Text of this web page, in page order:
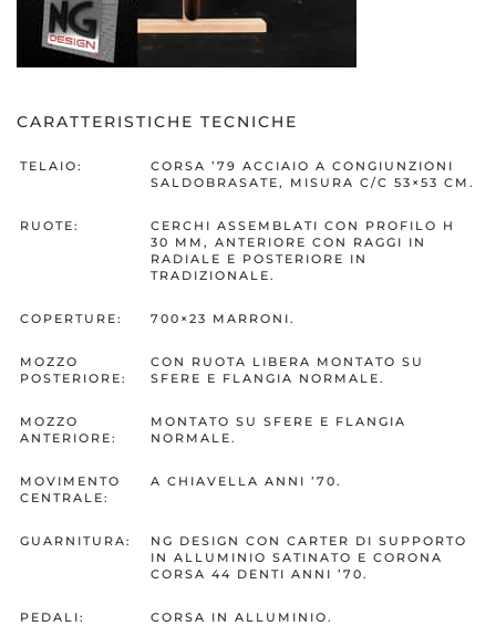
CARATTERISTICHE TECNICHE
TELAIO:
CORSA ’79 ACCIAIO A CONGIUNZIONI
SALDOBRASATE, MISURA C/C 53×53 CM.
RUOTE:
CERCHI ASSEMBLATI CON PROFILO H
30 MM, ANTERIORE CON RAGGI IN
RADIALE E POSTERIORE IN
TRADIZIONALE.
COPERTURE: 700×23 MARRONI.
MOZZO
POSTERIORE:
CON RUOTA LIBERA MONTATO SU
SFERE E FLANGIA NORMALE.
MOZZO
ANTERIORE:
MONTATO SU SFERE E FLANGIA
NORMALE.
MOVIMENTO
CENTRALE:
A CHIAVELLA ANNI ’70.
GUARNITURA:
NG DESIGN CON CARTER DI SUPPORTO
IN ALLUMINIO SATINATO E CORONA
CORSA 44 DENTI ANNI ’70.
PEDALI: CORSA IN ALLUMINIO.